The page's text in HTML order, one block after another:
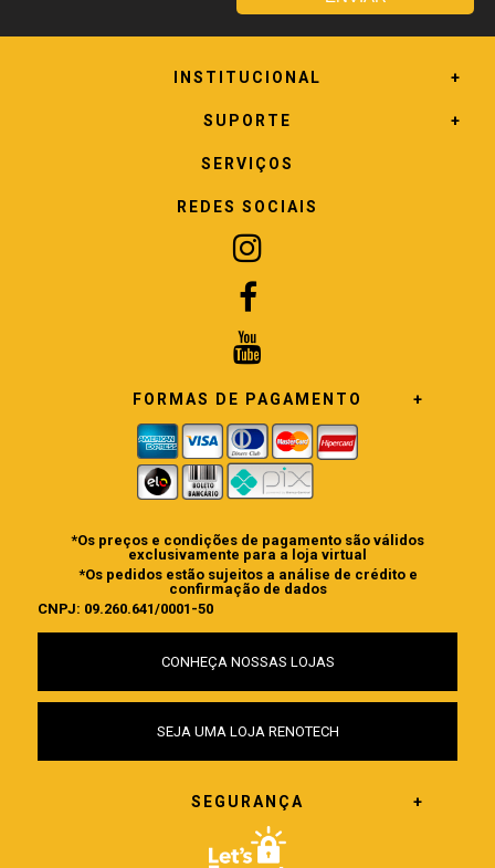
INSTITUCIONAL
SUPORTE
SERVIÇOS
REDES SOCIAIS
FORMAS DE PAGAMENTO
*Os preços e condições de pagamento são válidos
exclusivamente para a loja virtual
*Os pedidos estão sujeitos a análise de crédito e
confirmação de dados
CNPJ: 09.260.641/0001-50
CONHEÇA NOSSAS LOJAS
SEJA UMA LOJA RENOTECH
SEGURANÇA